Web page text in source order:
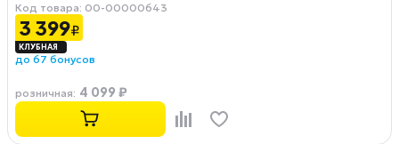
Код товара: 00-00000643
3 399₽
до 67 бонусов
розничная: 4 099 ₽